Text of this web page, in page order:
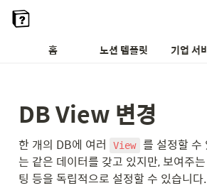
홈 노션 템플릿 기업 서
DB View 변경
한 개의 DB에 여러 View 를 설정할 수
는 같은 데이터를 갖고 있지만, 보여주
팅 등을 독립적으로 설정할 수 있습니다.